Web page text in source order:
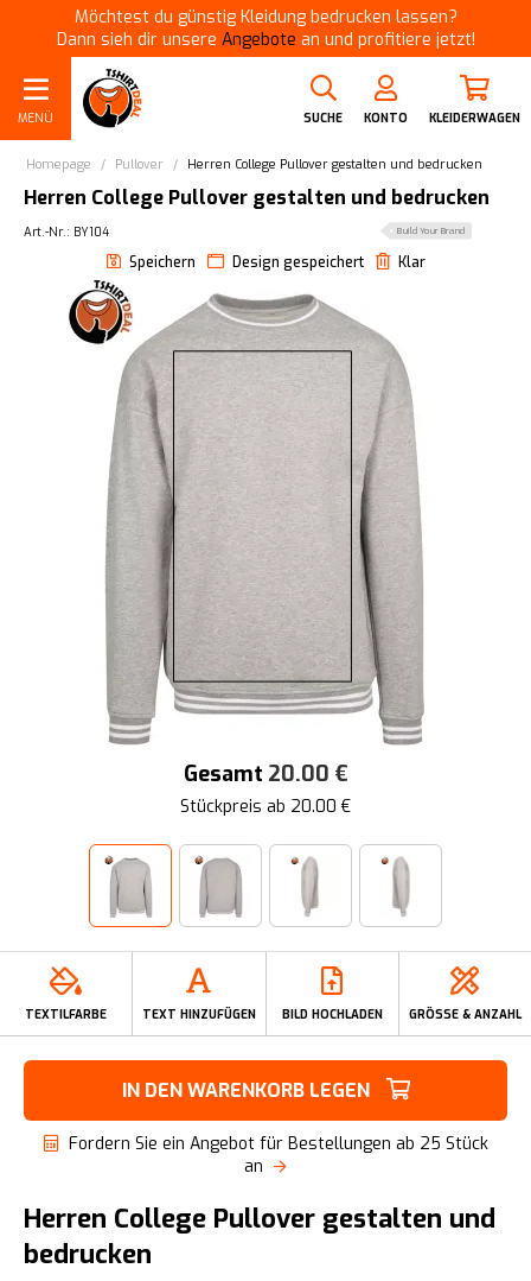
Möchtest du günstig Kleidung bedrucken lassen?
Dann sieh dir unsere Angebote an und profitiere jetzt!
MENÜ SUCHE KONTO KLEIDERWAGEN
Homepage / Pullover / Herren College Pullover gestalten und bedrucken
Herren College Pullover gestalten und bedrucken
Build Your Brand
Art.-Nr.: BY104
Speichern Design gespeichert Klar
Gesamt 20.00 €
Stückpreis ab 20.00 €
TEXTILFARBE TEXT HINZUFÜGEN BILD HOCHLADEN GRÖSSE & ANZAHL
IN DEN WARENKORB LEGEN
Fordern Sie ein Angebot für Bestellungen ab 25 Stück
an
Herren College Pullover gestalten und
bedrucken